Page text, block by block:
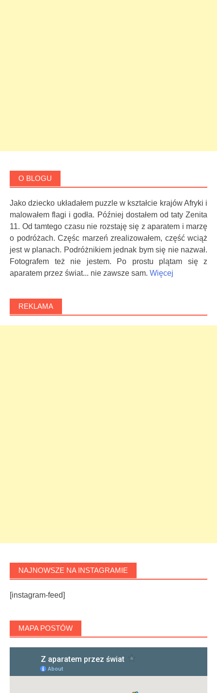
O BLOGU
Jako dziecko układałem puzzle w kształcie krajów Afryki i
malowałem flagi i godła. Później dostałem od taty Zenita
11. Od tamtego czasu nie rozstaję się z aparatem i marzę
o podróżach. Częśc marzeń zrealizowałem, część wciąż
jest w planach. Podróżnikiem jednak bym się nie nazwał.
Fotografem też nie jestem. Po prostu plątam się z
aparatem przez świat... nie zawsze sam. Więcej
REKLAMA
NAJNOWSZE NA INSTAGRAMIE
[instagram-feed]
MAPA POSTÓW